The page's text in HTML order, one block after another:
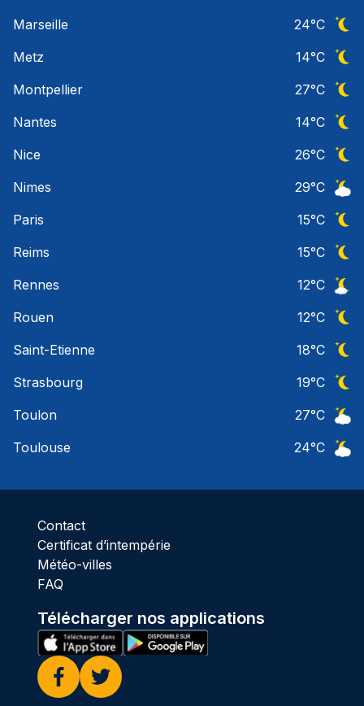
Marseille
24°C
Metz
14°C
Montpellier
27°C
Nantes
14°C
Nice
26°C
Nimes
29°C
Paris
15°C
Reims
15°C
Rennes
12°C
Rouen
12°C
Saint-Etienne
18°C
Strasbourg
19°C
Toulon
27°C
Toulouse
24°C
Contact
Certificat d’intempérie
Météo-villes
FAQ
Télécharger nos applications
Facebook
Twitter